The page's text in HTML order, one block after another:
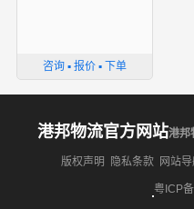
咨询 ▪ 报价 ▪ 下单
港邦物流官方网站港邦
版权声明 隐私条款 网站
粤ICP